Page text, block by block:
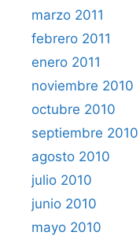
marzo 2011
febrero 2011
enero 2011
noviembre 2010
octubre 2010
septiembre 2010
agosto 2010
julio 2010
junio 2010
mayo 2010